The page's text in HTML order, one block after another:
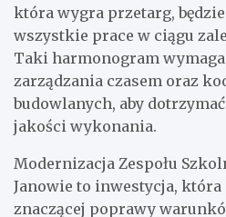
która wygra przetarg,
wszystkie prace w ciągu
Taki harmonogram wymaga
zarządzania czasem oraz
budowlanych, aby
jakości wykonania.
Modernizacja Zespołu
Janowie to inwestycja,
znaczącej poprawy